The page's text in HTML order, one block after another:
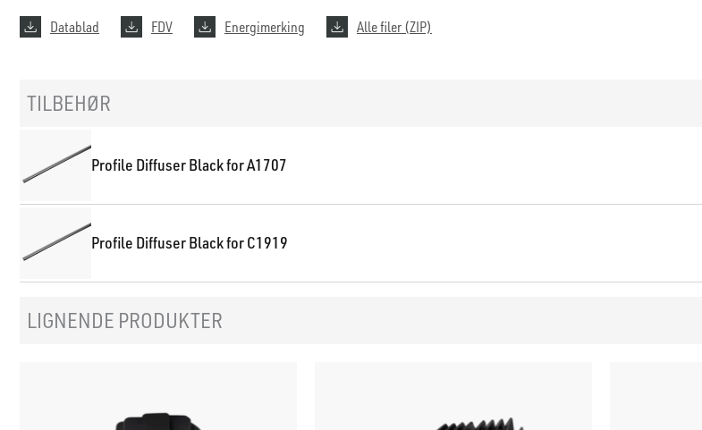
Datablad FDV Energimerking Alle filer (ZIP)
TILBEHØR
Profile Diffuser Black for A1707
Profile Diffuser Black for C1919
LIGNENDE PRODUKTER